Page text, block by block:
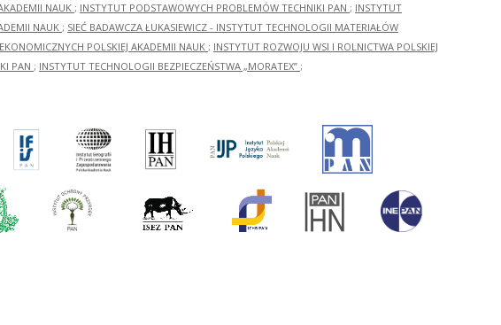
NAUK ; INSTYTUT PODSTAWOWYCH PROBLEMÓW TECHNIKI PAN ; INSTYTUT
NAUK ; SIEĆ BADAWCZA ŁUKASIEWICZ - INSTYTUT TECHNOLOGII MATERIAŁÓW
POLSKIEJ AKADEMII NAUK ; INSTYTUT ROZWOJU WSI I ROLNICTWA POLSKIEJ
PAN ; INSTYTUT TECHNOLOGII BEZPIECZEŃSTWA „MORATEX” ;